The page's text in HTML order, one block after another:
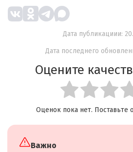
Дата публикациии:
Дата последнего
Оцените
Оценок пока нет. Поставьте
Важно